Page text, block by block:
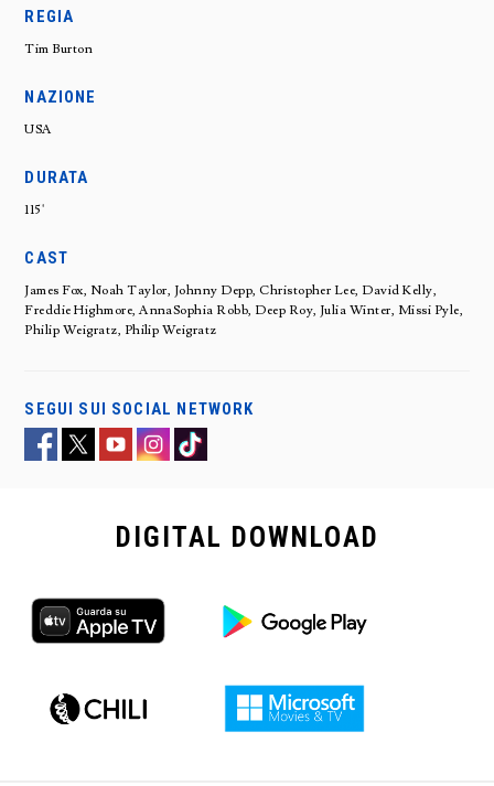
REGIA
Tim Burton
NAZIONE
USA
DURATA
115'
CAST
James Fox, Noah Taylor, Johnny Depp, Christopher Lee, David Kelly,
Freddie Highmore, AnnaSophia Robb, Deep Roy, Julia Winter, Missi Pyle,
Philip Weigratz, Philip Weigratz
SEGUI SUI SOCIAL NETWORK
DIGITAL DOWNLOAD